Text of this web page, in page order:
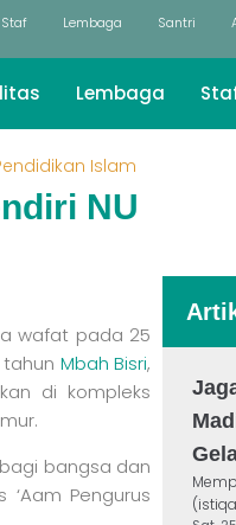
Staf Lembaga Santri
Lembaga
Islam
NU
wafat pada 25
Mbah Bisri,
di kompleks
bangsa dan
Pengurus